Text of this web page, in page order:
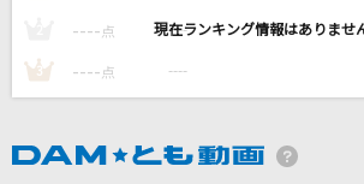
brave heart
アイネクライネ
---- 点 ----
3 ---- 点 ----